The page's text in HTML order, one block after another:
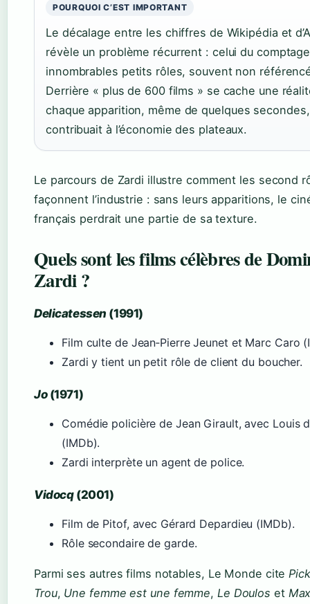
POURQUOI C’EST IMPORTANT
Le décalage entre les chiffres de Wikipédia et
révèle un problème récurrent : celui du
innombrables petits rôles, souvent non
Derrière « plus de 600 films » se cache une
chaque apparition, même de quelques secondes,
contribuait à l’économie des plateaux.
Le parcours de Zardi illustre comment les second
façonnent l’industrie : sans leurs apparitions, le
français perdrait une partie de sa texture.
Quels sont les films célèbres de
Zardi ?
Delicatessen (1991)
Film culte de Jean‑Pierre Jeunet et Marc Caro
Zardi y tient un petit rôle de client du boucher.
Jo(1971)
Comédie policière de Jean Girault, avec Louis
(IMDb).
Zardi interprète un agent de police.
Vidocq(2001)
Film de Pitof, avec Gérard Depardieu (IMDb).
Rôle secondaire de garde.
Parmi ses autres films notables, Le Monde cite
Trou, Une femme est une femme, Le Doulos et